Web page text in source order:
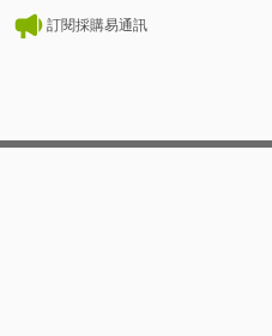
訂閱採購易通訊